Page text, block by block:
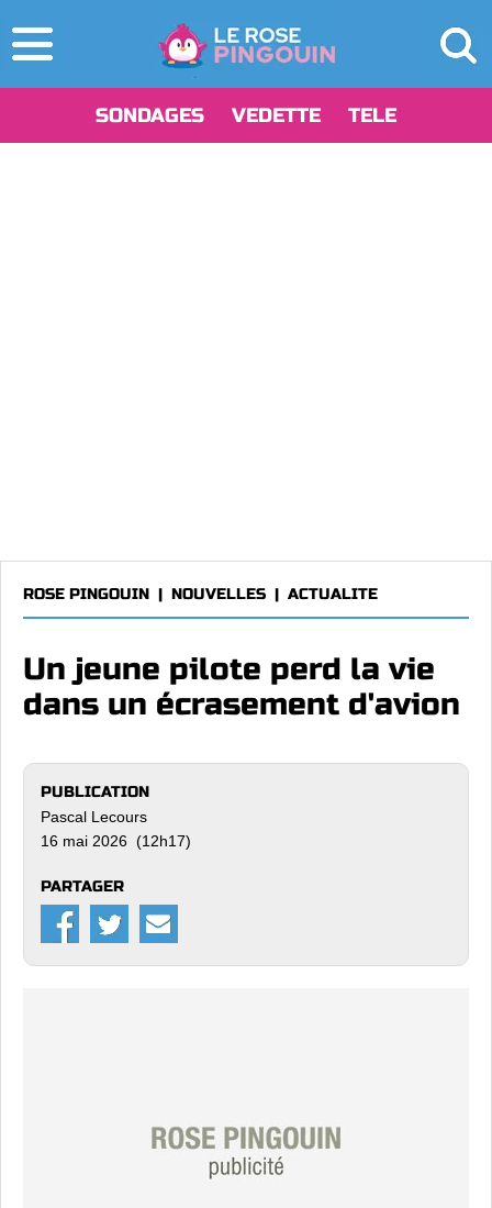
SONDAGES VEDETTE TELE
ROSE PINGOUIN | NOUVELLES | ACTUALITE
Un jeune pilote perd la vie
dans un écrasement d'avion
PUBLICATION
Pascal Lecours
16 mai 2026 (12h17)
PARTAGER